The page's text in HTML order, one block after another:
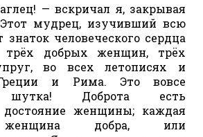
— вскричал я, закрывая
мудрец, изучивший всю
знаток человеческого сердца
трёх добрых женщин, трёх
во всех летописях и
и Рима. Это вовсе
шутка! Доброта есть
достояние женщины; каждая
добра, или